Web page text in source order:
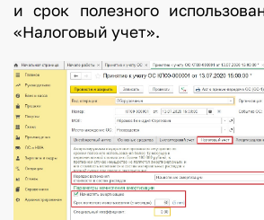
и срок полезного
«Налоговый учет».